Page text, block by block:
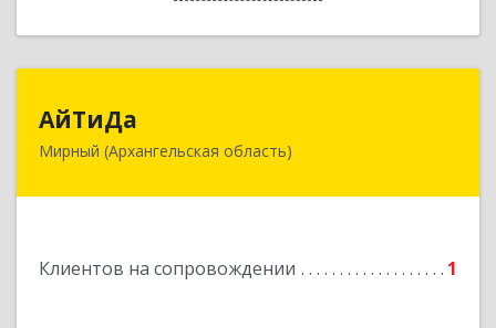
АйТиДа
Мирный (Архангельская область)
Клиентов на сопровождении 1
164170, Архангельская обл, Мирный г,